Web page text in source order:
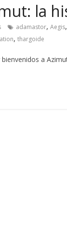
la
adamastor, Aegis,
, thargoide
a